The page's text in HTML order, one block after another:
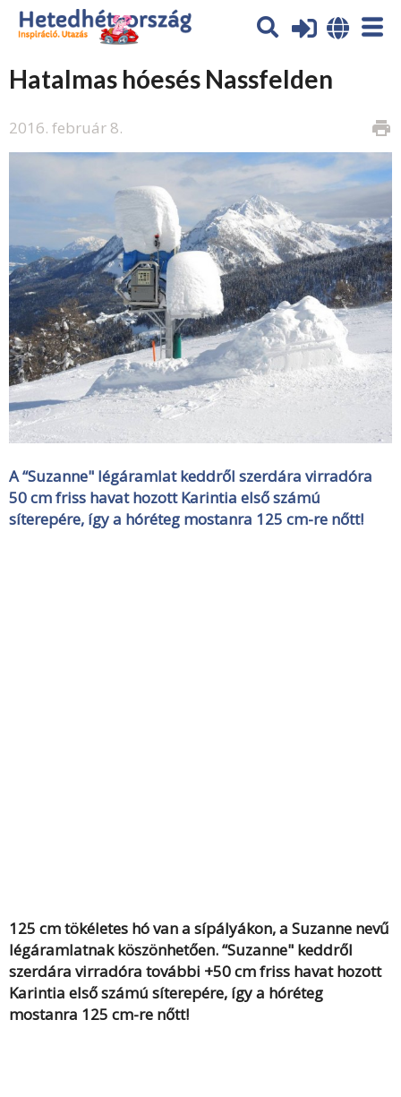
Hatalmas hóesés Nassfelden
2016. február 8. print
A “Suzanne" légáramlat keddről szerdára virradóra
50 cm friss havat hozott Karintia első számú
síterepére, így a hóréteg mostanra 125 cm-re nőtt!
125 cm tökéletes hó van a sípályákon, a Suzanne nevű
légáramlatnak köszönhetően. “Suzanne" keddről
szerdára virradóra további +50 cm friss havat hozott
Karintia első számú síterepére, így a hóréteg
mostanra 125 cm-re nőtt!